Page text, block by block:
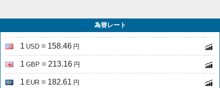
為替レート
1 USD = 158.46 円
1 GBP = 213.16 円
1 EUR = 182.61 円